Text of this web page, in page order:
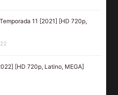
11 [2021] [HD 720p,
[HD 720p, Latino, MEGA]